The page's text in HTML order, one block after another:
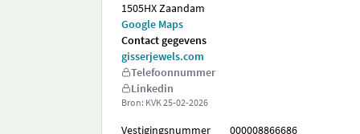
1505HX Zaandam
Google Maps
Contact gegevens
gisserjewels.com
Telefoonnummer
Linkedin
Bron: KVK25-02-2026
Vestigingsnummer
000008866686